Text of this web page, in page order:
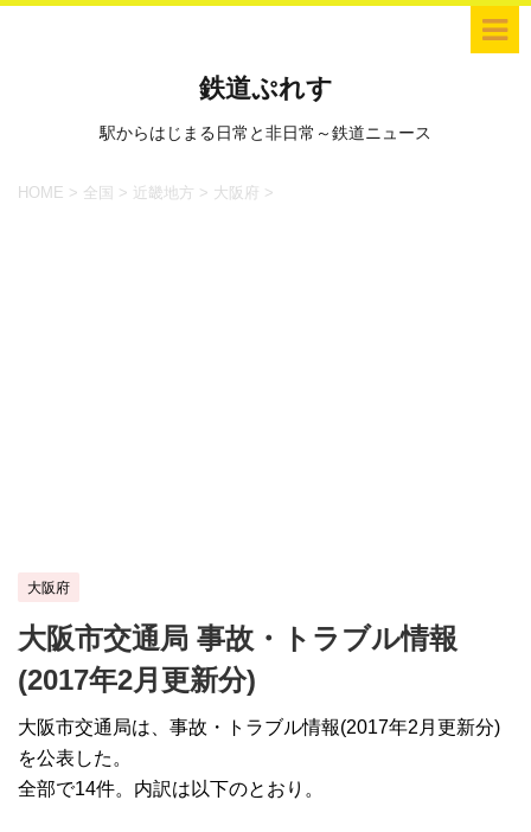
鉄道ぷれす
駅からはじまる日常と非日常～鉄道ニュース
HOME > 全国 > 近畿地方 > 大阪府 >
大阪府
大阪市交通局 事故・トラブル情報
(2017年2月更新分)
大阪市交通局は、事故・トラブル情報(2017年2月更新分)
を公表した。
全部で14件。内訳は以下のとおり。